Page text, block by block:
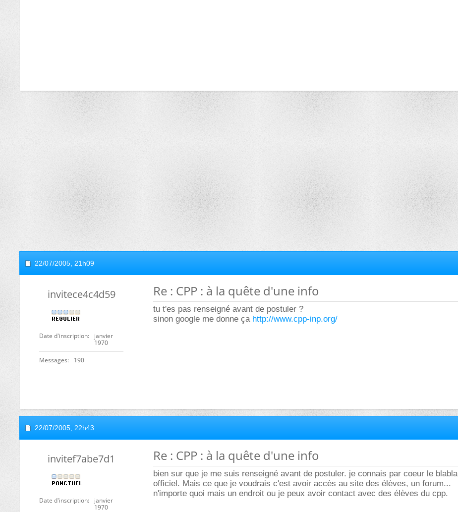
22/07/2005, 21h09
invitece4c4d59
Date d'inscription
janvier
1970
Messages 190
Re : CPP : à la quête d'une info
tu t'es pas renseigné avant de postuler ?
sinon google me donne ça http://www.cpp-inp.org/
22/07/2005, 22h43
invitef7abe7d1
Date d'inscription
janvier
1970
Re : CPP : à la quête d'une info
bien sur que je me suis renseigné avant de postuler. je connais par coeur le blabla
officiel. Mais ce que je voudrais c'est avoir accès au site des élèves, un forum...
n'importe quoi mais un endroit ou je peux avoir contact avec des élèves du cpp.